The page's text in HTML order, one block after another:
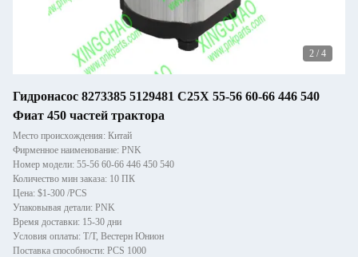
2 / 4
Гидронасос 8273385 5129481 C25X 55-56 60-66 446 540
Фиат 450 частей трактора
Место происхождения: Китай
Фирменное наименование: PNK
Номер модели: 55-56 60-66 446 450 540
Количество мин заказа: 10 ПК
Цена: $1-300 /PCS
Упаковывая детали: PNK
Время доставки: 15-30 дни
Условия оплаты: Т/Т, Вестерн Юнион
Поставка способности: PCS 1000